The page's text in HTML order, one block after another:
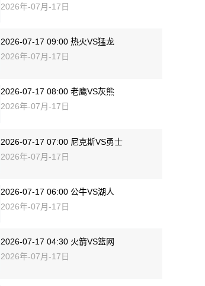
2026年-07月-17日
2026-07-17 09:00 热火VS猛龙
2026年-07月-17日
2026-07-17 08:00 老鹰VS灰熊
2026年-07月-17日
2026-07-17 07:00 尼克斯VS勇士
2026年-07月-17日
2026-07-17 06:00 公牛VS湖人
2026年-07月-17日
2026-07-17 04:30 火箭VS篮网
2026年-07月-17日